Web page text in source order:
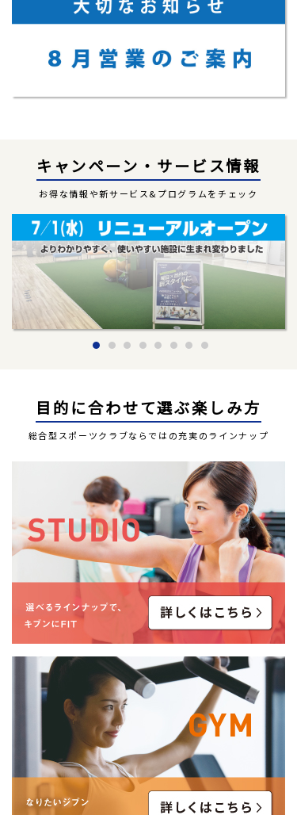
キャンペーン・サービス情報
お得な情報や新サービス&プログラムをチェック
目的に合わせて選ぶ楽しみ方
総合型スポーツクラブならではの充実のラインナップ